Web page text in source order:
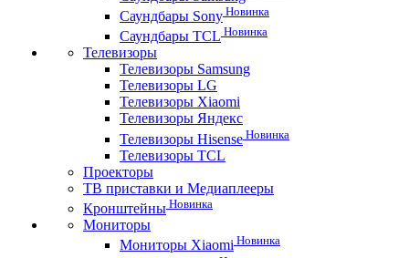
Саундбары Sony Новинка
Саундбары TCL Новинка
Телевизоры
Телевизоры Samsung
Телевизоры LG
Телевизоры Xiaomi
Телевизоры Яндекс
Телевизоры Hisense Новинка
Телевизоры TCL
Проекторы
ТВ приставки и Медиаплееры
Кронштейны Новинка
Мониторы
Мониторы Xiaomi Новинка